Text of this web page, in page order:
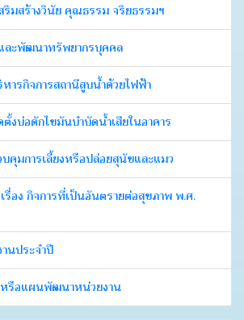
มสร้างวินัย คุณธรรม จริยธรรมฯ
ะพัฒนาทรัพยากรบุคคล
รกิจการสถานีสูบน้ำด้วยไฟฟ้า
บ่อดักไขมันบำบัดน้ำเสียในอาคาร
มการเลี้ยงหรือปล่อยสุนัขและแมว
อง กิจการที่เป็นอันตรายต่อสุขภาพ พ.ศ.
นประจำปี
รือแผนพัฒนาหน่วยงาน